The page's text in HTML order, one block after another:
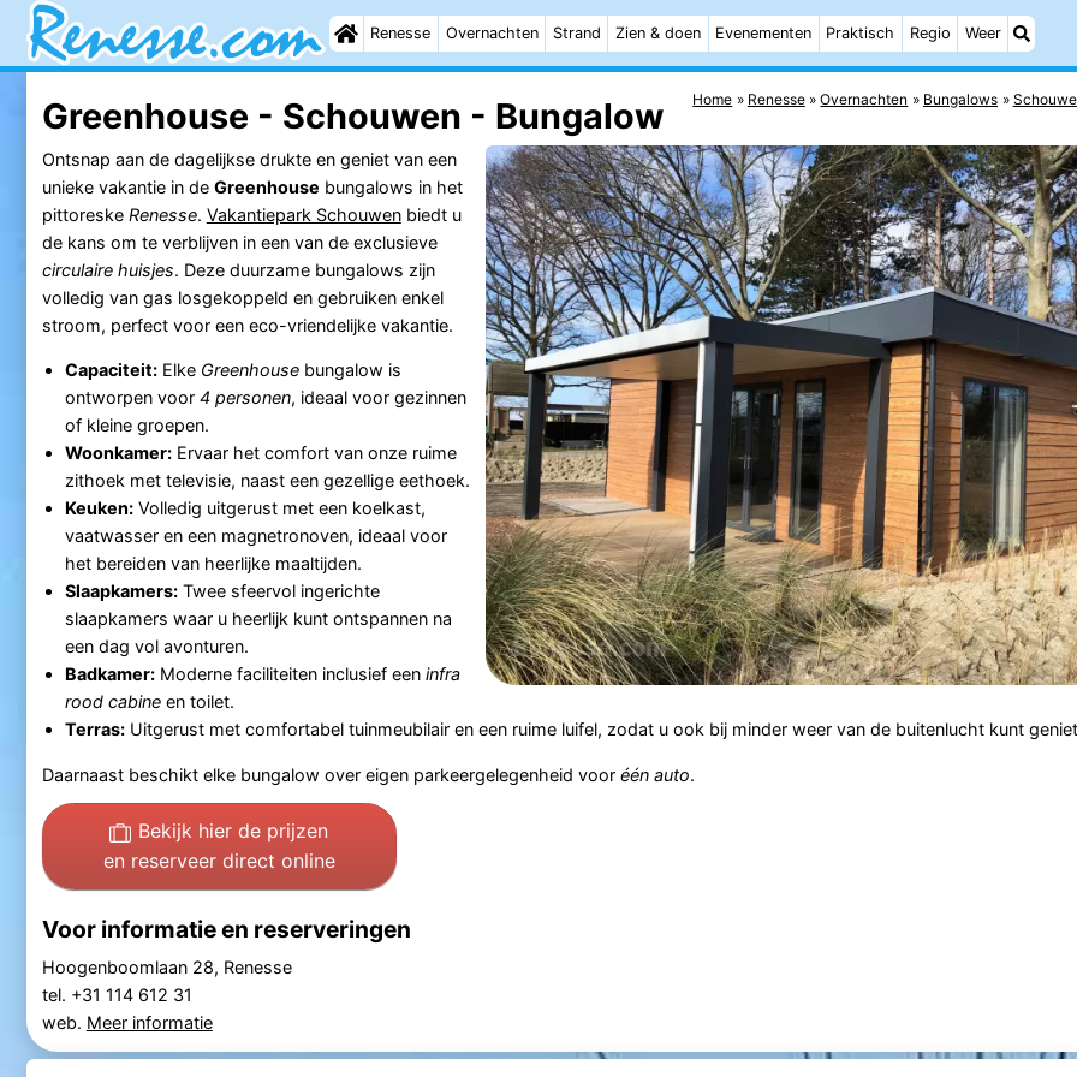
Renesse Overnachten Strand Zien & doen Evenementen Praktisch Regio Weer
Home Renesse Overnachten Bungalows
Greenhouse - Schouwen - Bungalow
Ontsnap aan de dagelijkse drukte en geniet van een
unieke vakantie in de Greenhouse bungalows in het
pittoreske Renesse. Vakantiepark Schouwenbiedt u
de kans om te verblijven in een van de exclusieve
circulaire huisjes. Deze duurzame bungalows zijn
volledig van gas losgekoppeld en gebruiken enkel
stroom, perfect voor een eco-vriendelijke vakantie.
Capaciteit:Elke Greenhousebungalow is
ontworpen voor 4 personen, ideaal voor gezinnen
of kleine groepen.
Woonkamer:Ervaar het comfort van onze ruime
zithoek met televisie, naast een gezellige eethoek.
Keuken:Volledig uitgerust met een koelkast,
vaatwasser en een magnetronoven, ideaal voor
het bereiden van heerlijke maaltijden.
Slaapkamers:Twee sfeervol ingerichte
slaapkamers waar u heerlijk kunt ontspannen na
een dag vol avonturen.
Badkamer:Moderne faciliteiten inclusief een infra
rood cabineen toilet.
Terras:Uitgerust met comfortabel tuinmeubilair en een ruime luifel, zodat u ook bij minder weer van de buitenlucht kunt
Daarnaast beschikt elke bungalow over eigen parkeergelegenheid voor één auto.
Bekijk hier de prijzen
en reserveer direct online
Voor informatie en reserveringen
Hoogenboomlaan 28, Renesse
tel. +31 114 612 31
web. Meer informatie